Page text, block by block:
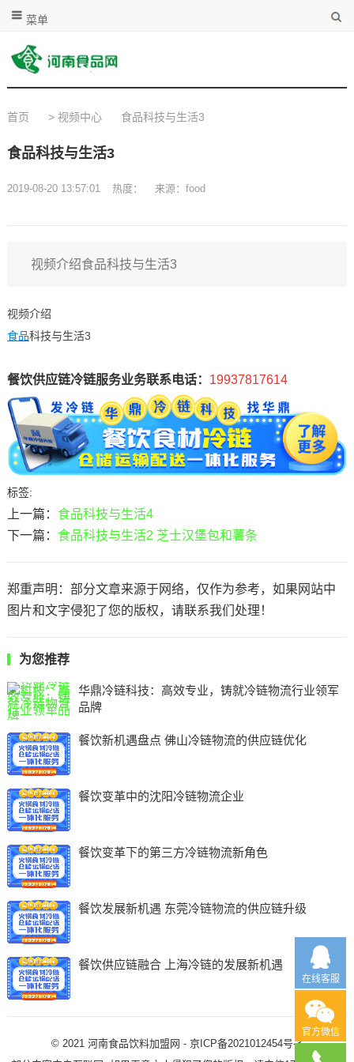
菜单
首页 > 视频中心 食品科技与生活3
食品科技与生活3
2019-08-20 13:57:01 热度： 来源：food
视频介绍食品科技与生活3
视频介绍
食品科技与生活3
餐饮供应链冷链服务业务联系电话： 19937817614
标签:
上一篇： 食品科技与生活4
下一篇： 食品科技与生活2 芝士汉堡包和薯条
郑重声明：部分文章来源于网络，仅作为参考，如果网站中
图片和文字侵犯了您的版权，请联系我们处理！
为您推荐
华鼎冷链科技：高效专业，铸就冷链物流行业领军
品牌
餐饮新机遇盘点 佛山冷链物流的供应链优化
餐饮变革中的沈阳冷链物流企业
餐饮变革下的第三方冷链物流新角色
餐饮发展新机遇 东莞冷链物流的供应链升级
餐饮供应链融合 上海冷链的发展新机遇
© 2021河南食品饮料加盟网 -京ICP备2021012454号-3
在线客服
官方微信